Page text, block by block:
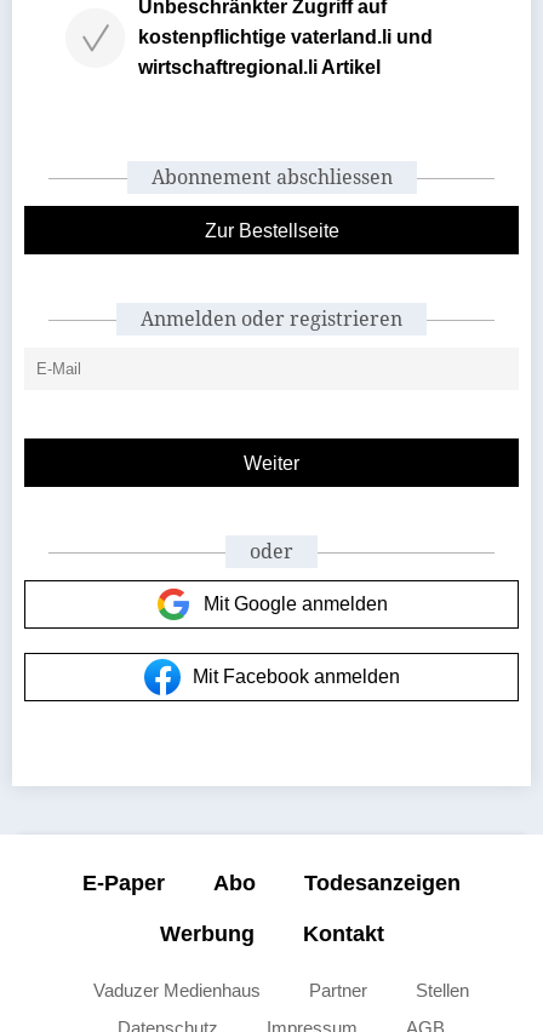
Unbeschränkter Zugriff auf
kostenpflichtige vaterland.li und
wirtschaftregional.li Artikel
Abonnement abschliessen
Zur Bestellseite
Anmelden oder registrieren
oder
Mit Google anmelden
Mit Facebook anmelden
E-Paper Abo Todesanzeigen
Werbung Kontakt
Vaduzer Medienhaus Partner
Stellen
Datenschutz
Impressum AGB